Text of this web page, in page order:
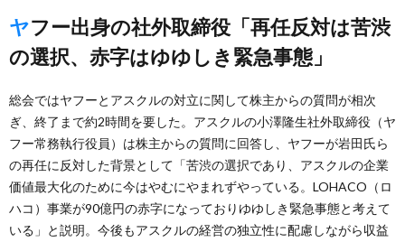
ヤフー出身の社外取締役「再任反対は苦渋
の選択、赤字はゆゆしき緊急事態」
総会ではヤフーとアスクルの対立に関して株主からの質問が相次
ぎ、終了まで約2時間を要した。アスクルの小澤隆生社外取締役（ヤ
フー常務執行役員）は株主からの質問に回答し、ヤフーが岩田氏ら
の再任に反対した背景として「苦渋の選択であり、アスクルの企業
価値最大化のために今はやむにやまれずやっている。LOHACO（ロ
ハコ）事業が90億円の赤字になっておりゆゆしき緊急事態と考えて
いる」と説明。今後もアスクルの経営の独立性に配慮しながら収益